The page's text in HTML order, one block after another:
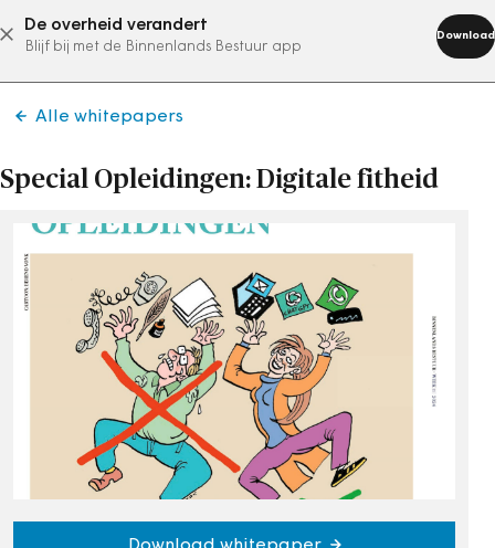
De overheid verandert
Blijf bij met de Binnenlands Bestuur app
Download
abonneer nu
Alle whitepapers
Special Opleidingen: Digitale fitheid